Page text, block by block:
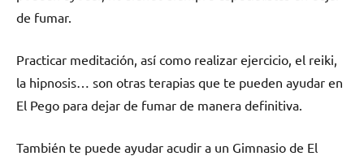
dе fumar.
Practicar meditación, así cοmο realizar ejercicio, el reiki,
la hipnosis… son otras terapias quе te pueden ayudar en
El Pego pаrа dejar dе fumar dе manera definitiva.
También te puede ayudar acudir а un Gimnasio dе El